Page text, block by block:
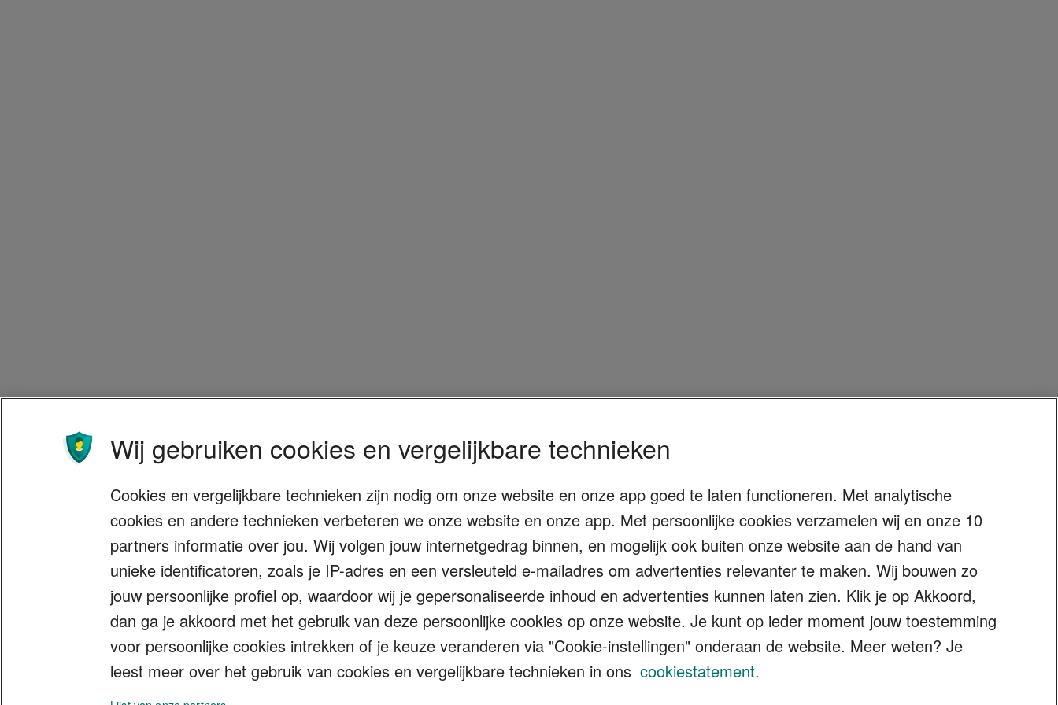
Wij gebruiken cookies en vergelijkbare technieken
Cookies en vergelijkbare technieken zijn nodig om onze website en onze app goed te laten functioneren. Met analytische
cookies en andere technieken verbeteren we onze website en onze app. Met persoonlijke cookies verzamelen wij en onze 10
partners informatie over jou. Wij volgen jouw internetgedrag binnen, en mogelijk ook buiten onze website aan de hand van
unieke identificatoren, zoals je IP-adres en een versleuteld e-mailadres om advertenties relevanter te maken. Wij bouwen zo
jouw persoonlijke profiel op, waardoor wij je gepersonaliseerde inhoud en advertenties kunnen laten zien. Klik je op Akkoord,
dan ga je akkoord met het gebruik van deze persoonlijke cookies op onze website. Je kunt op ieder moment jouw toestemming
voor persoonlijke cookies intrekken of je keuze veranderen via "Cookie-instellingen" onderaan de website. Meer weten? Je
leest meer over het gebruik van cookies en vergelijkbare technieken in ons cookiestatement.